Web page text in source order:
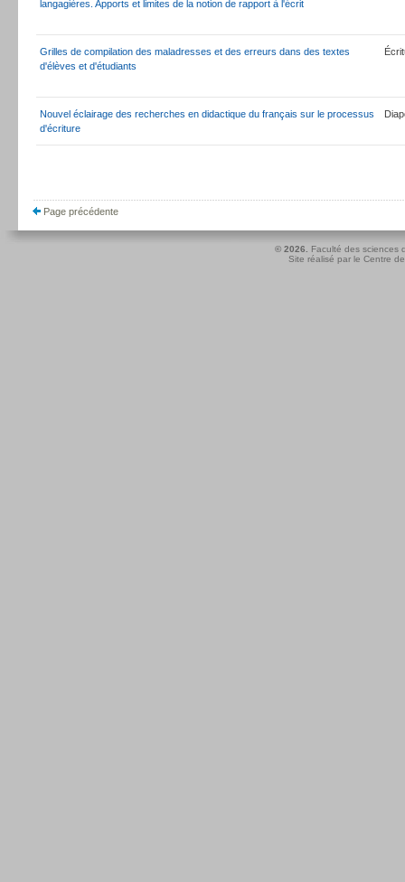
langagières. Apports et limites de la notion de rapport à l'écrit
Grilles de compilation des maladresses et des erreurs dans des textes
d'élèves et d'étudiants
Nouvel éclairage des recherches en didactique du français sur le processus
d'écriture
Page précédente
© 2026.
Faculté des sciences
Site réalisé par le Centre